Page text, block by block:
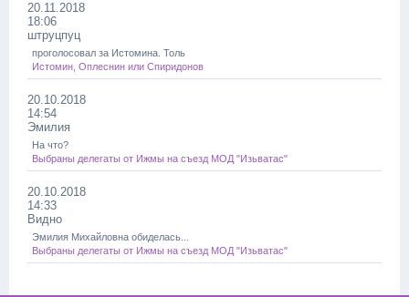
20.11.2018
18:06
штруцпуц
проголосовал за Истомина. Толь
Истомин, Оплеснин или Спиридонов
20.10.2018
14:54
Эмилия
На что?
Выбраны делегаты от Ижмы на съезд МОД "Изьватас"
20.10.2018
14:33
Видно
Эмилия Михайловна обиделась...
Выбраны делегаты от Ижмы на съезд МОД "Изьватас"